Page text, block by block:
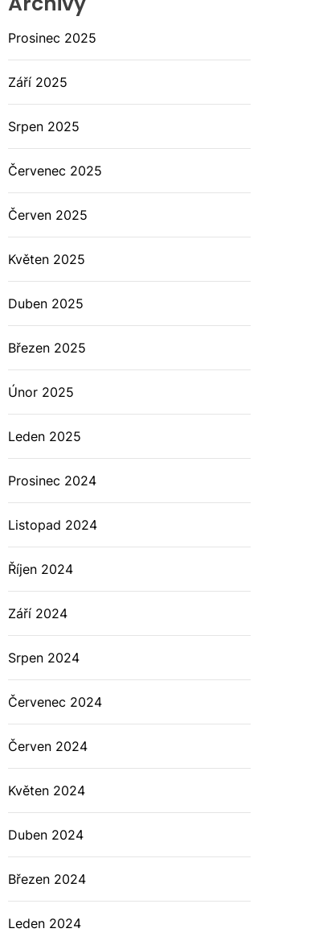
Prosinec 2025
Září 2025
Srpen 2025
Červenec 2025
Červen 2025
Květen 2025
Duben 2025
Březen 2025
Únor 2025
Leden 2025
Prosinec 2024
Listopad 2024
Říjen 2024
Září 2024
Srpen 2024
Červenec 2024
Červen 2024
Květen 2024
Duben 2024
Březen 2024
Leden 2024